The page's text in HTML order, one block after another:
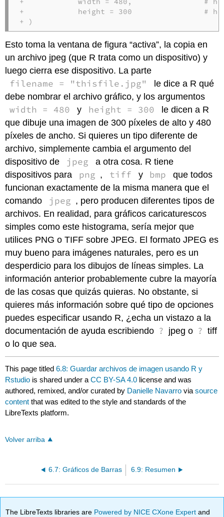
+            height = 300                # how
+ )
Esto toma la ventana de figura “activa”, la copia en
un archivo jpeg (que R trata como un dispositivo) y
luego cierra ese dispositivo. La parte
filename = "thisfile.jpg"
le dice a R qué
debe nombrar el archivo gráfico, y los argumentos
width = 480 y height = 300
le dicen a R
que dibuje una imagen de 300 píxeles de alto y 480
píxeles de ancho. Si quieres un tipo diferente de
archivo, simplemente cambia el argumento del
dispositivo de
jpeg
a otra cosa. R tiene
dispositivos para
png , tiff y bmp
que todos
funcionan exactamente de la misma manera que el
comando
jpeg , pero producen diferentes tipos de
archivos. En realidad, para gráficos caricaturescos
simples como este histograma, sería mejor que
utilices PNG o TIFF sobre JPEG. El formato JPEG es
muy bueno para imágenes naturales, pero es un
desperdicio para los dibujos de líneas simples. La
información anterior probablemente cubre la mayoría
de las cosas que quizás quieras. No obstante, si
quieres más información sobre qué tipo de opciones
puedes especificar usando R, ¿echa un vistazo a la
documentación de ayuda escribiendo ? jpeg o ? tiff
o lo que sea.
This page titled6.8: Guardar archivos de imagen usando R y
Rstudio is shared under aCC BY-SA 4.0 license and was
authored, remixed, and/or curated by Danielle Navarro viasource
content that was edited to the style and standards of the
LibreTexts platform.
Volver arriba
6.7: Gráficos de Barras 6.9: Resumen
The LibreTexts libraries are Powered by NICE CXone Expertand